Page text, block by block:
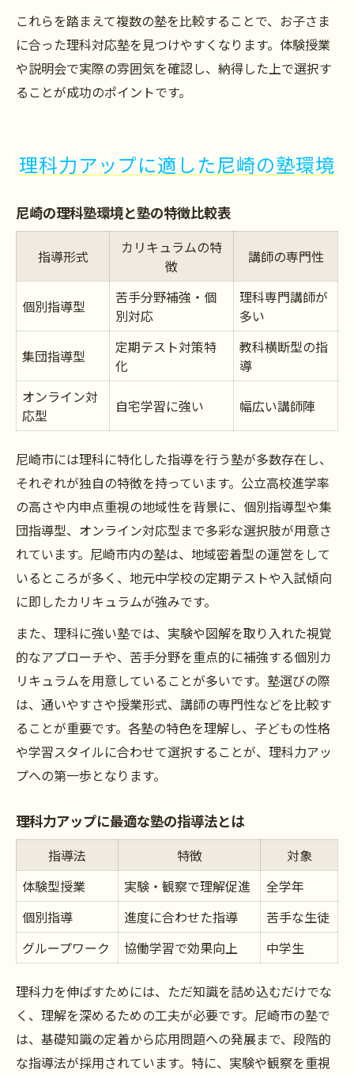
これらを踏まえて複数の塾を比較することで、お子さま
に合った理科対応塾を見つけやすくなります。体験授業
や説明会で実際の雰囲気を確認し、納得した上で選択す
ることが成功のポイントです。
理科力アップに適した尼崎の塾環境
尼崎の理科塾環境と塾の特徴比較表
指導形式
カリキュラムの特
徴
講師の専門性
個別指導型
苦手分野補強・個
別対応
理科専門講師が
多い
集団指導型
定期テスト対策特
化
教科横断型の指
導
オンライン対
応型
自宅学習に強い 幅広い講師陣
尼崎市には理科に特化した指導を行う塾が多数存在し、
それぞれが独自の特徴を持っています。公立高校進学率
の高さや内申点重視の地域性を背景に、個別指導型や集
団指導型、オンライン対応型まで多彩な選択肢が用意さ
れています。尼崎市内の塾は、地域密着型の運営をして
いるところが多く、地元中学校の定期テストや入試傾向
に即したカリキュラムが強みです。
また、理科に強い塾では、実験や図解を取り入れた視覚
的なアプローチや、苦手分野を重点的に補強する個別カ
リキュラムを用意していることが多いです。塾選びの際
は、通いやすさや授業形式、講師の専門性などを比較す
ることが重要です。各塾の特色を理解し、子どもの性格
や学習スタイルに合わせて選択することが、理科力アッ
プへの第一歩となります。
理科力アップに最適な塾の指導法とは
指導法 特徴
対象
体験型授業
実験・観察で理解促進
全学年
個別指導
進度に合わせた指導
苦手な生徒
グループワーク
協働学習で効果向上 中学生
理科力を伸ばすためには、ただ知識を詰め込むだけでな
く、理解を深めるための工夫が必要です。尼崎市の塾で
は、基礎知識の定着から応用問題への発展まで、段階的
な指導法が採用されています。特に、実験や観察を重視